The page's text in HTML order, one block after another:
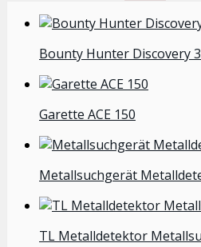
Bounty Hunter Discovery
Garette ACE 150
Metallsuchgerät
TL Metalldetektor